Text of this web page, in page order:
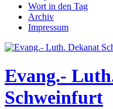
Wort in den Tag
Archiv
Impressum
Evang.-
Schweinfurt